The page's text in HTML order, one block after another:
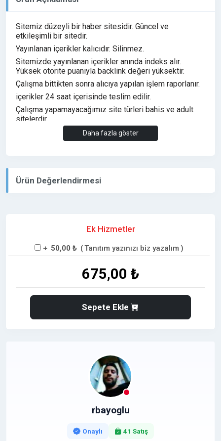
Sitemiz düzeyli bir haber sitesidir. Güncel ve
etkileşimli bir sitedir.
Yayınlanan içerikler kalıcıdır. Silinmez.
Sitemizde yayınlanan içerikler anında indeks alır.
Yüksek otorite puanıyla backlink değeri yüksektir.
Çalışma bittikten sonra alıcıya yapılan işlem raporlanır.
içerikler 24 saat içerisinde teslim edilir.
Çalışma yapamayacağımız site türleri bahis ve adult
sitelerdir
Tanıtım yazısı müşteri tarafından temin edilir. Bizim
tarafımızdan yazılması istenirse ücrete tabidir. Ekstra
Daha fazla göster
Ürün Değerlendirmesi
Ek Hizmetler
+ 50,00 ₺ (Tanıtım yazınızı biz yazalım )
675,00 ₺
Sepete Ekle
rbayoglu
Onaylı 41 Satış